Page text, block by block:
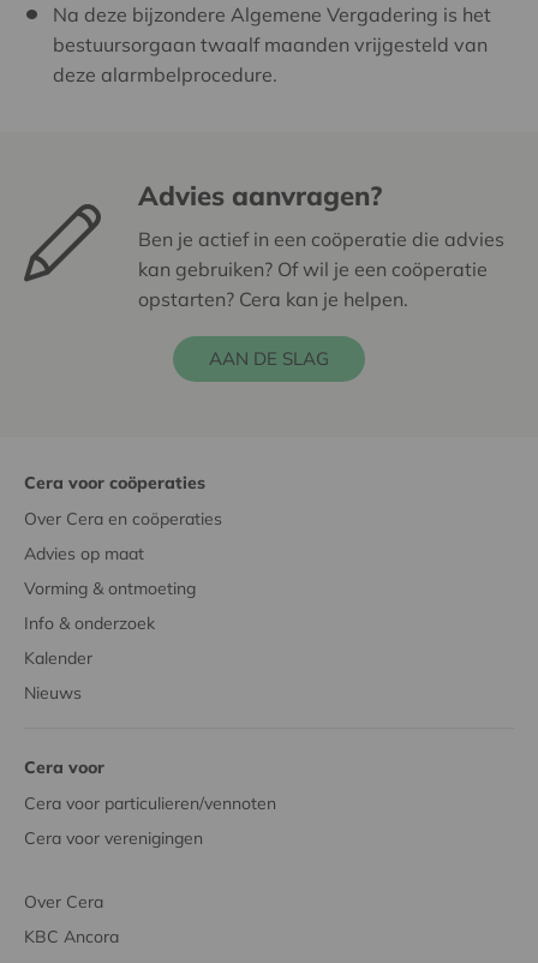
Na deze bijzondere Algemene Vergadering is het
bestuursorgaan twaalf maanden vrijgesteld van
deze alarmbelprocedure.
Advies aanvragen?
Ben je actief in een coöperatie die advies
kan gebruiken? Of wil je een coöperatie
opstarten? Cera kan je helpen.
AAN DE SLAG
Cera voor coöperaties
Over Cera en coöperaties
Advies op maat
Vorming & ontmoeting
Info & onderzoek
Kalender
Nieuws
Cera voor
Cera voor particulieren/vennoten
Cera voor verenigingen
Over Cera
KBC Ancora